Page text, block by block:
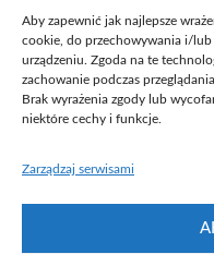
Aby zapewnić jak najlepsze
cookie, do przechowywania i/
urządzeniu. Zgoda na te
zachowanie podczas
Brak wyrażenia zgody lub
niektóre cechy i funkcje.
Zarządzaj serwisami
doktorantów o ponad
Zależy nam,...
On16 września 2019
byfuam